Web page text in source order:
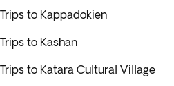
Trips to Kappadokien
Trips to Kashan
Trips to Katara Cultural Village